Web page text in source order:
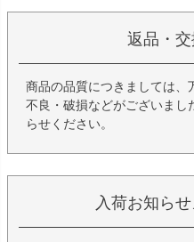
返品・
商品の品質につきましては、
不良・破損などがございまし
らせください。
入荷お知ら